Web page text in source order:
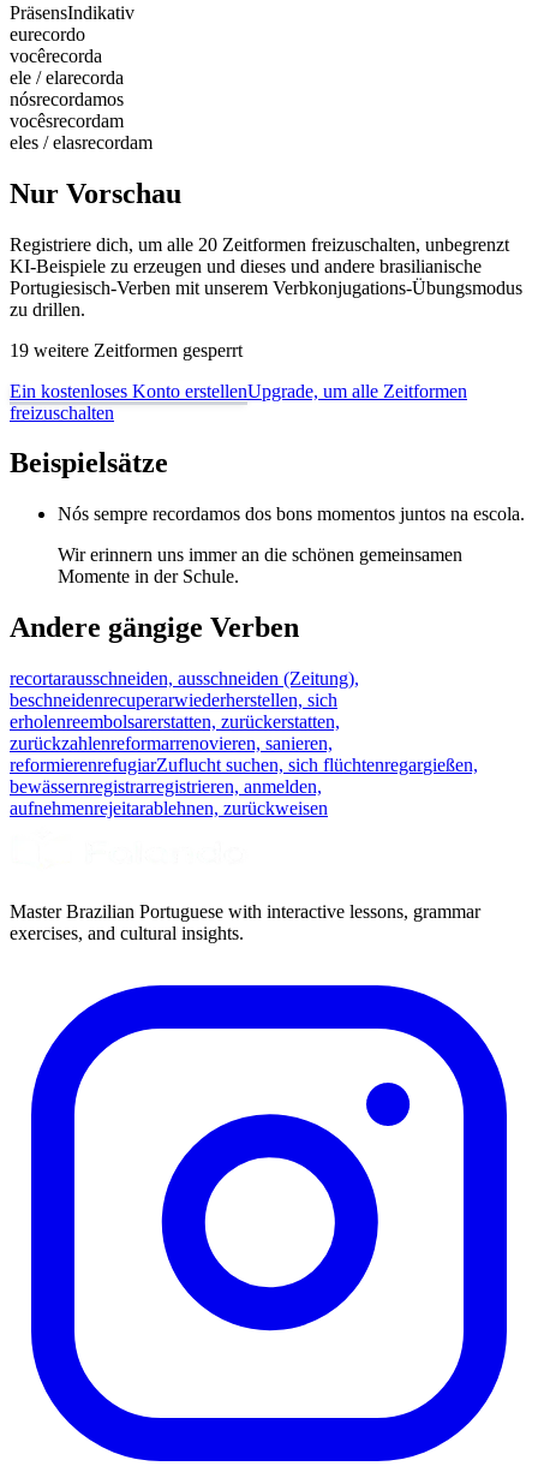
PräsensIndikativ
eurecordo
vocêrecorda
ele / elarecorda
nósrecordamos
vocêsrecordam
eles / elasrecordam
Nur Vorschau
Registriere dich, um alle 20 Zeitformen freizuschalten, unbegrenzt
KI-Beispiele zu erzeugen und dieses und andere brasilianische
Portugiesisch-Verben mit unserem Verbkonjugations-Übungsmodus
zu drillen.
19 weitere Zeitformen gesperrt
Ein kostenloses Konto erstellenUpgrade, um alle Zeitformen
freizuschalten
Beispielsätze
Nós sempre recordamos dos bons momentos juntos na escola.
Wir erinnern uns immer an die schönen gemeinsamen
Momente in der Schule.
Andere gängige Verben
recortarausschneiden, ausschneiden (Zeitung),
beschneidenrecuperarwiederherstellen, sich
erholenreembolsarerstatten, zurückerstatten,
zurückzahlenreformarrenovieren, sanieren,
reformierenrefugiarZuflucht suchen, sich flüchtenregargießen,
bewässernregistrarregistrieren, anmelden,
aufnehmenrejeitarablehnen, zurückweisen
Master Brazilian Portuguese with interactive lessons, grammar
exercises, and cultural insights.